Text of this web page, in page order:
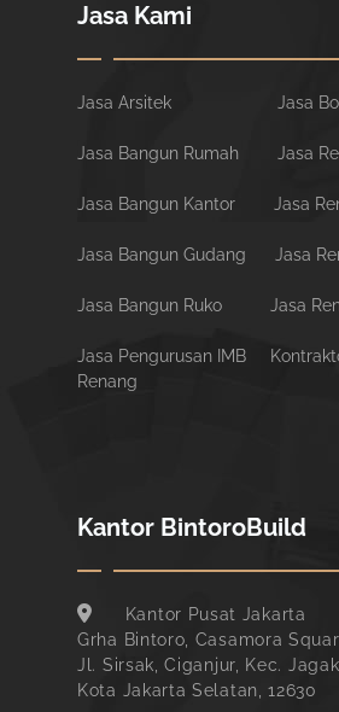
Jasa Kami
Jasa Arsitek Jasa
Jasa Bangun Rumah Jasa
Jasa Bangun Kantor Jasa
Jasa Bangun Gudang Jasa
Jasa Bangun Ruko Jasa
Jasa Pengurusan IMB
Renang
Kantor BintoroBuild
Kantor Pusat Jakarta
Grha Bintoro, Casamora
Jl. Sirsak, Ciganjur, Kec.
Kota Jakarta Selatan, 12630